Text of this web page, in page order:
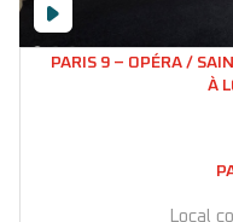
PARIS 9 – OPÉRA /
À